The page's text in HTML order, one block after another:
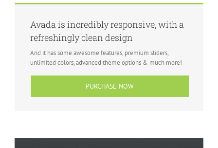
Avada is incredibly responsive, with a
refreshingly clean design
And it has some awesome features, premium sliders,
unlimited colors, advanced theme options & much more!
PURCHASE NOW